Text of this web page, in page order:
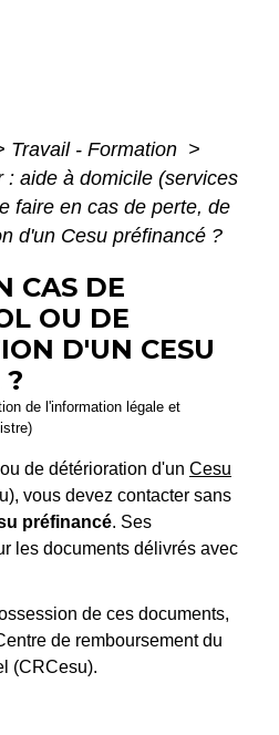
Travail - Formation >
: aide à domicile (services
faire en cas de perte, de
d'un Cesu préfinancé ?
CAS DE
OU DE
D'UN CESU
?
de l'information légale et
de détérioration d'un Cesu
vous devez contacter sans
préfinancé. Ses
les documents délivrés avec
de ces documents,
de remboursement du
(CRCesu).